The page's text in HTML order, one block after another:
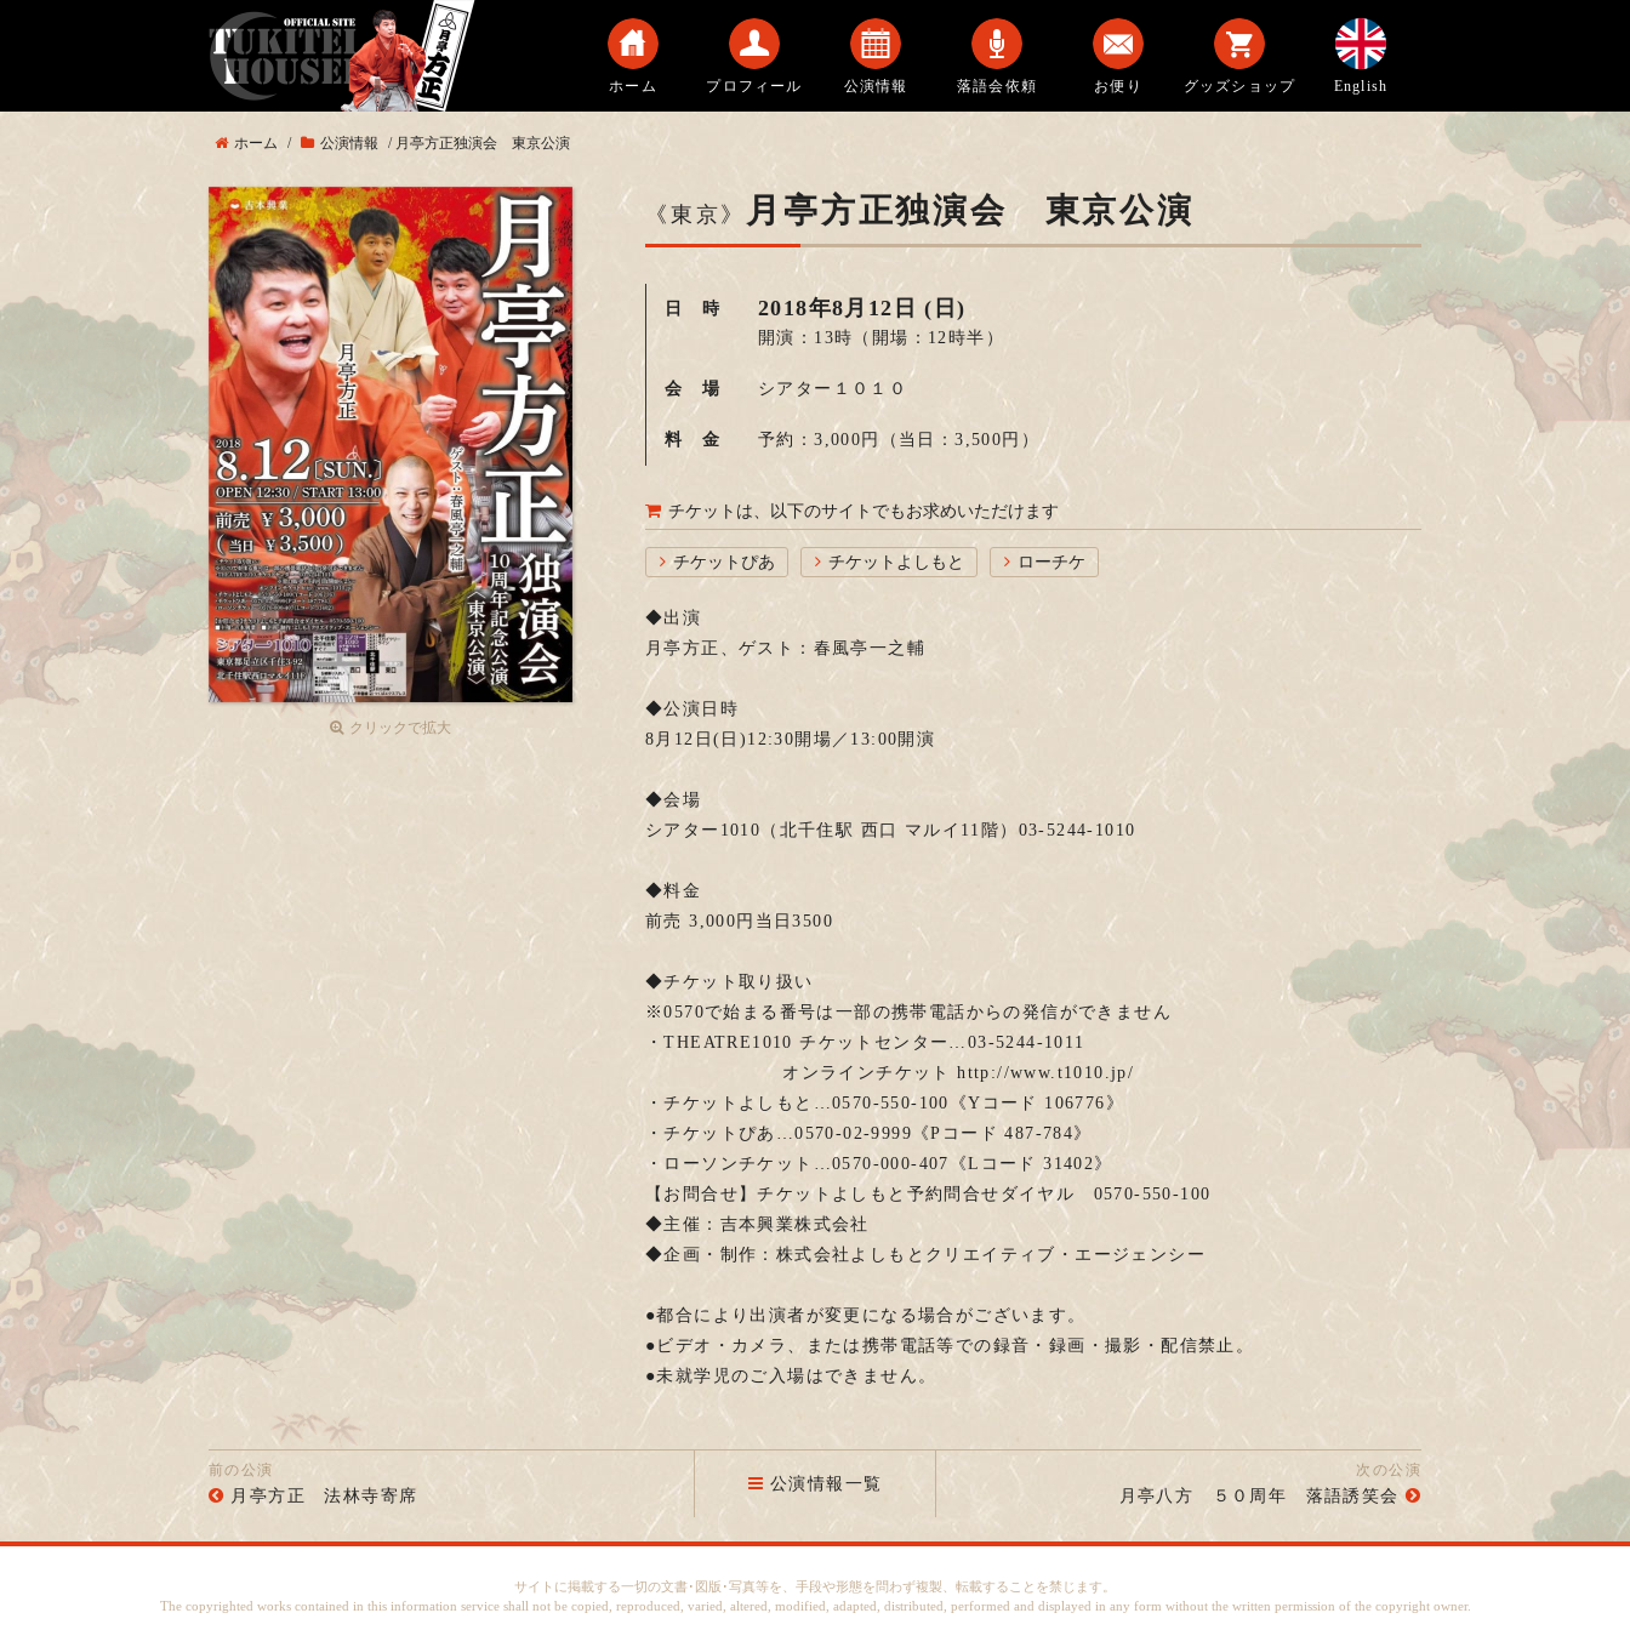
ホーム プロフィール 公演情報 落語会依頼 お便り グッズショップ English
ホーム / 公演情報 / 月亭方正独演会 東京公演
クリックで拡大
《東京》 月亭方正独演会 東京公演
日 時 2018年8月12日 (日)
開演：13時 （開場：12時半）
会 場 シアター１０１０
料 金 予約：3,000円 （当日：3,500円）
チケットは、以下のサイトでもお求めいただけます
チケットぴあ チケットよしもと ローチケ
◆出演
月亭方正、ゲスト：春風亭一之輔
◆公演日時
8月12日(日)12:30開場／13:00開演
◆会場
シアター1010（北千住駅 西口 マルイ11階）03-5244-1010
◆料金
前売 3,000円当日3500
◆チケット取り扱い
※0570で始まる番号は一部の携帯電話からの発信ができません
・THEATRE1010 チケットセンター…03-5244-1011
オンラインチケット http://www.t1010.jp/
・チケットよしもと…0570-550-100《Yコード 106776》
・チケットぴあ…0570-02-9999《Pコード 487-784》
・ローソンチケット…0570-000-407《Lコード 31402》
【お問合せ】チケットよしもと予約問合せダイヤル 0570-550-100
◆主催：吉本興業株式会社
◆企画・制作：株式会社よしもとクリエイティブ・エージェンシー
●都合により出演者が変更になる場合がございます。
●ビデオ・カメラ、または携帯電話等での録音・録画・撮影・配信禁止。
●未就学児のご入場はできません。
前の公演
月亭方正 法林寺寄席
公演情報一覧
次の公演
月亭八方 ５０周年 落語誘笑会
サイトに掲載する一切の文書･図版･写真等を、手段や形態を問わず複製、転載することを禁じます。
The copyrighted works contained in this information service shall not be copied, reproduced, varied, altered, modified, adapted, distributed, performed and displayed in any form without the written permission of the copyright owner.